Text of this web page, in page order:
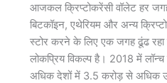
आजकल क्रिप्टोकरेंसी वॉलेट हर
बिटकॉइन, एथेरियम और अन्य
स्टोर करने के लिए एक जगह ढूंढ
लोकप्रिय विकल्प है। 2018 में
अधिक देशों में 3.5 करोड़ से अधिक